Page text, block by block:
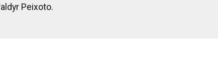
Peixoto.